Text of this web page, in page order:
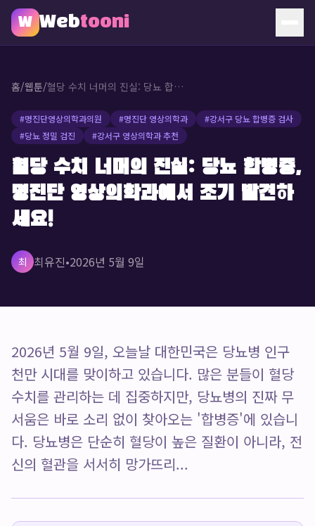
W Webtooni
소개
문의
홈/웹툰/ 혈당 수치 너머의 진실: 당뇨 합병증, 명진단 영상의학과에서 조기 발견하세요!
#명진단영상의학과의원 #명진단 영상의학과 #강서구 당뇨 합병증 검사
#당뇨 정밀 검진 #강서구 영상의학과 추천
혈당 수치 너머의 진실: 당뇨 합병증,
명진단 영상의학과에서 조기 발견하
세요!
최 최유진•2026년 5월 9일
2026년 5월 9일, 오늘날 대한민국은 당뇨병 인구
천만 시대를 맞이하고 있습니다. 많은 분들이 혈당
수치를 관리하는 데 집중하지만, 당뇨병의 진짜 무
서움은 바로 소리 없이 찾아오는 '합병증'에 있습니
다. 당뇨병은 단순히 혈당이 높은 질환이 아니라, 전
신의 혈관을 서서히 망가뜨리...